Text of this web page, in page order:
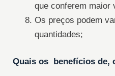
que conferem maior
Os preços podem
quantidades;
Quais os benefícios de,